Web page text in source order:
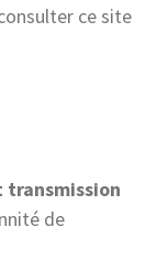
ce site
transmission
de